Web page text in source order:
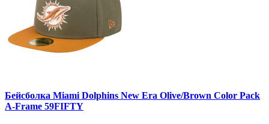
Бейсболка Miami Dolphins New Era Olive/Brown Color Pack
A-Frame 59FIFTY